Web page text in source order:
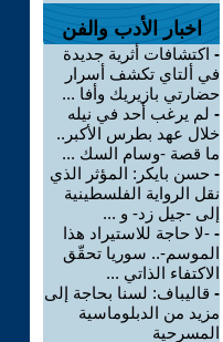
اخبار الأدب والفن
- اكتشافات أثرية جديدة
في ألتاي تكشف أسرار
حضارتي بازيريك وأفا ...
- لم يرغب أحد في نيله
خلال عهد بطرس الأكبر..
ما قصة -وسام السك ...
- حسن بايكر: المؤثر الذي
نقل الرواية الفلسطينية
إلى -جيل زد- و ...
- -لا حاجة للاستيراد هذا
الموسم-.. سوريا تحقّق
الاكتفاء الذاتي ...
- قاليباف: لسنا بحاجة إلى
مزيد من الدبلوماسية
المسرحية